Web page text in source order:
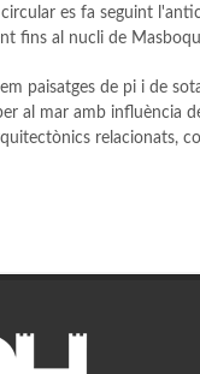
es fa seguint
fins al nucli de
paisatges de pi i de
al mar amb influència
relacionats,